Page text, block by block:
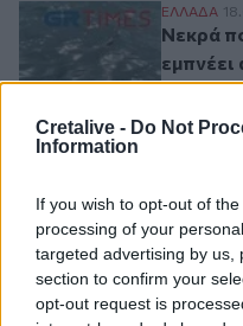
Cretalive - Do Not
Information
If you wish to opt-out of
processing of your
targeted advertising by us,
section to confirm your
opt-out request is
Νεκρά
ΕΛΛAΔΑ
Νεκρά
εμπνέει
οι